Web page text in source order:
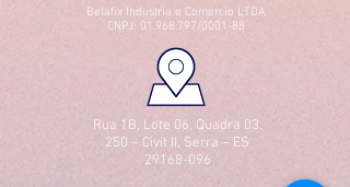
Belafix Industria e Comercio LTDA
CNPJ: 01.968.797/0001-88
Rua 1B, Lote 06, Quadra 03,
250 – Civit II, Serra – ES
29168-096